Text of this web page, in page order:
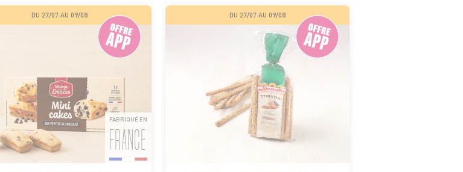
DU 27/07 AU 09/08
FABRIQUÉ EN
FRANCE
DU 27/07 AU 09/08